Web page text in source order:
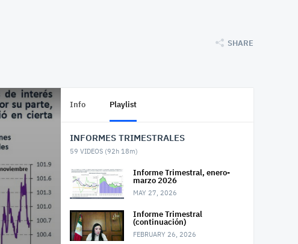
SHARE
Info Playlist
INFORMES TRIMESTRALES
59 VIDEOS (92h 18m)
Informe Trimestral, enero-
marzo 2026
MAY 27, 2026
Informe Trimestral
(continuación)
FEBRUARY 26, 2026